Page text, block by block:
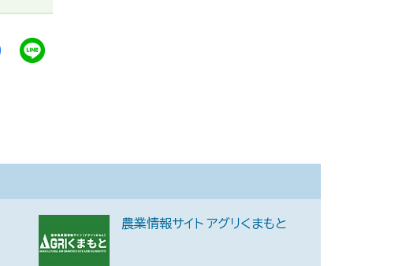
農業情報サイト アグリくまもと